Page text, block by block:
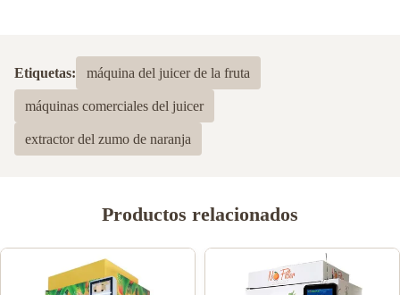
Etiquetas: máquina del juicer de la fruta
máquinas comerciales del juicer
extractor del zumo de naranja
Productos relacionados